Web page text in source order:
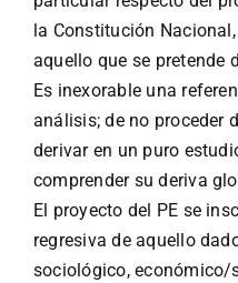
la Constitución
aquello que se pretende
Es inexorable una
análisis; de no proceder
derivar en un puro
comprender su deriva
El proyecto del PE se
regresiva de aquello
sociológico, económico/